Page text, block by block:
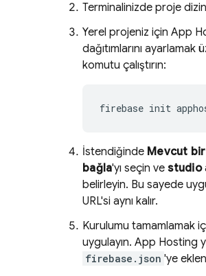
Terminalinizde proje
Yerel projeniz için App
dağıtımlarını ayarlamak
komutu çalıştırın:
İstendiğinde Mevcut
bağla'yı seçin vestudio
belirleyin. Bu sayede
URL'si aynı kalır.
Kurulumu tamamlamak
uygulayın. App Hosting
firebase.json 'ye